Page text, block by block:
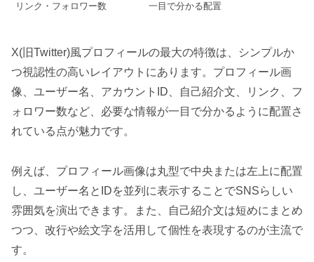
リンク・フォロワー数 一目で分かる配置
X(旧Twitter)風プロフィールの最大の特徴は、シンプルか
つ視認性の高いレイアウトにあります。プロフィール画
像、ユーザー名、アカウントID、自己紹介文、リンク、フ
ォロワー数など、必要な情報が一目で分かるように配置さ
れている点が魅力です。
例えば、プロフィール画像は丸型で中央または左上に配置
し、ユーザー名とIDを並列に表示することでSNSらしい
雰囲気を演出できます。また、自己紹介文は短めにまとめ
つつ、改行や絵文字を活用して個性を表現するのが主流で
す。